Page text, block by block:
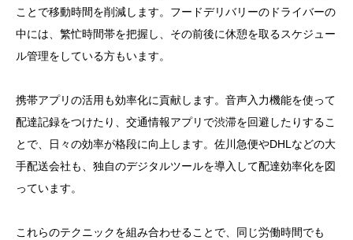
ことで移動時間を削減します。フードデリバリーのドライバーの
中には、繁忙時間帯を把握し、その前後に休憩を取るスケジュー
ル管理をしている方もいます。
携帯アプリの活用も効率化に貢献します。音声入力機能を使って
配達記録をつけたり、交通情報アプリで渋滞を回避したりするこ
とで、日々の効率が格段に向上します。佐川急便やDHLなどの大
手配送会社も、独自のデジタルツールを導入して配達効率化を図
っています。
これらのテクニックを組み合わせることで、同じ労働時間でも